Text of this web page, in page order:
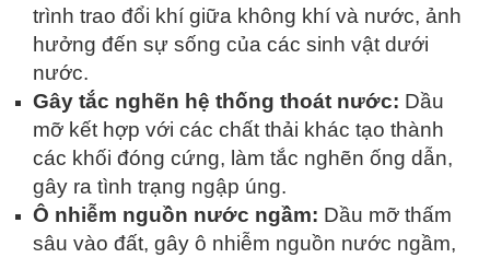
trình trao đổi khí giữa không khí và nước, ảnh
hưởng đến sự sống của các sinh vật dưới
nước.
Gây tắc nghẽn hệ thống thoát nước: Dầu
mỡ kết hợp với các chất thải khác tạo thành
các khối đóng cứng, làm tắc nghẽn ống dẫn,
gây ra tình trạng ngập úng.
Ô nhiễm nguồn nước ngầm: Dầu mỡ thấm
sâu vào đất, gây ô nhiễm nguồn nước ngầm,